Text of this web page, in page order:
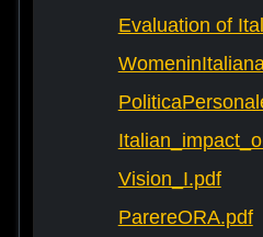
Evaluation of
Vision_I.pdf
ParereORA.pdf